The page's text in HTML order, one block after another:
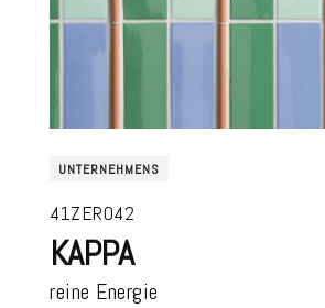
UNTERNEHMENS
41ZERO42
KAPPA
reine Energie